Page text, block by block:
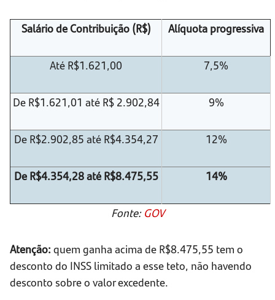
Salário de Contribuição (R$) Alíquota progressiva
Até R$1.621,00 7,5%
De R$1.621,01 até R$ 2.902,84 9%
De R$2.902,85 até R$4.354,27 12%
De R$4.354,28 até R$8.475,55 14%
Fonte: GOV
Atenção: quem ganha acima de R$8.475,55 tem o
desconto do INSS limitado a esse teto, não havendo
desconto sobre o valor excedente.